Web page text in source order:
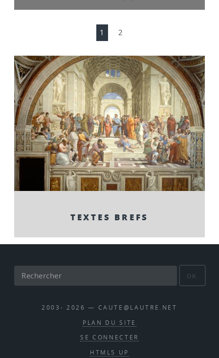
1 2
TEXTES BREFS
OK
2003- 2026 — CAUTE@LAUTRE.NET
PLAN DU SITE
SE CONNECTER
HTML5 UP